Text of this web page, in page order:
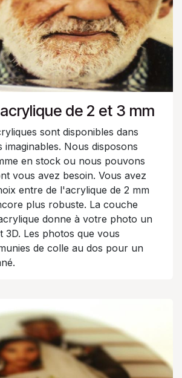
de 2 et 3 mm
sont disponibles dans
imaginables. Nous disposons
en stock ou nous pouvons
vous avez besoin. Vous avez
entre de l'acrylique de 2 mm
plus robuste. La couche
donne à votre photo un
3D. Les photos que vous
de colle au dos pour un